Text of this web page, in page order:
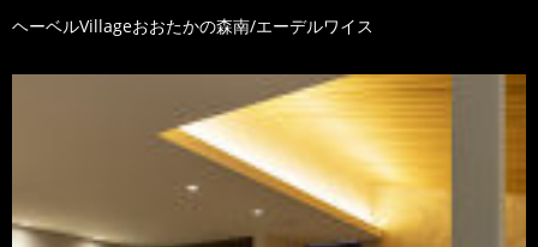
ヘーベルVillageおおたかの森南/エーデルワイス